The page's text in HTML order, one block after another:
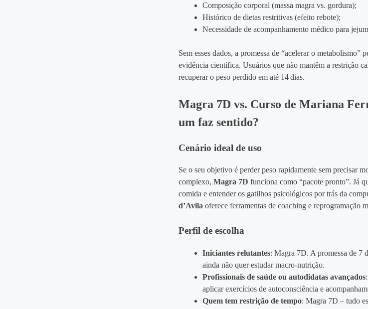
Composição corporal (massa magra vs. gordura);
Histórico de dietas restritivas (efeito rebote);
Necessidade de acompanhamento médico para
Sem esses dados, a promessa de “acelerar o metabolismo”
evidência científica. Usuários que não mantêm a restrição
recuperar o peso perdido em até 14 dias.
Magra 7D vs. Curso de Mariana
um faz sentido?
Cenário ideal de uso
Se o seu objetivo é perder peso rapidamente sem precisar
complexo,Magra 7D funciona como “pacote pronto”. Já
comida e entender os gatilhos psicológicos por trás da
d’Avila oferece ferramentas de coaching e reprogramação
Perfil de escolha
Iniciantes relutantes: Magra 7D. A promessa de 7
ainda não quer estudar macro‑nutrição.
Profissionais de saúde ou autodidatas avançados
aplicar exercícios de autoconsciência e
Quem tem restrição de tempo: Magra 7D – tudo